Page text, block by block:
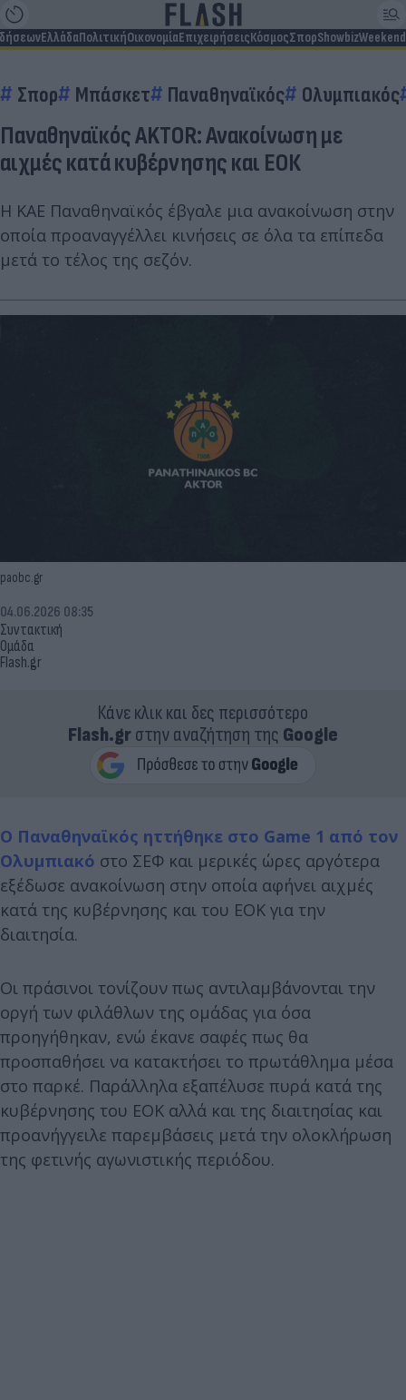
ΕλλάδαΠολιτικήΟικονομίαΕπιχειρήσειςΚόσμοςΣπορShowbizWeekend
Σπορ Μπάσκετ Παναθηναϊκός Ολυμπιακός
Παναθηναϊκός AKTOR: Ανακοίνωση με
αιχμές κατά κυβέρνησης και ΕΟΚ
Η ΚΑΕ Παναθηναϊκός έβγαλε μια ανακοίνωση στην
οποία προαναγγέλλει κινήσεις σε όλα τα επίπεδα
μετά το τέλος της σεζόν.
paobc.gr
Συντακτική
Ομάδα
Flash.gr
04.06.2026 08:35
Κάνε κλικ και δες περισσότερο
Flash.grστην αναζήτηση της Google
Ο Παναθηναϊκός ηττήθηκε στο Game 1 από τον
Ολυμπιακό στο ΣΕΦ και μερικές ώρες αργότερα
εξέδωσε ανακοίνωση στην οποία αφήνει αιχμές
κατά της κυβέρνησης και του ΕΟΚ για την
διαιτησία.
Οι πράσινοι τονίζουν πως αντιλαμβάνονται την
οργή των φιλάθλων της ομάδας για όσα
προηγήθηκαν, ενώ έκανε σαφές πως θα
προσπαθήσει να κατακτήσει το πρωτάθλημα μέσα
στο παρκέ. Παράλληλα εξαπέλυσε πυρά κατά της
κυβέρνησης του ΕΟΚ αλλά και της διαιτησίας και
προανήγγειλε παρεμβάσεις μετά την ολοκλήρωση
της φετινής αγωνιστικής περιόδου.